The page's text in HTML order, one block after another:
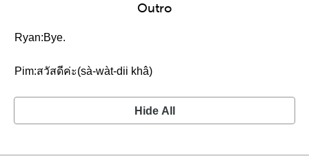
Outro
Ryan:Bye.
Pim:สวัสดีค่ะ(sà-wàt-dii khâ)
Hide All